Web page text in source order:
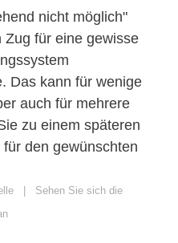
nicht möglich"
für eine gewisse
Das kann für wenige
auch für mehrere
zu einem späteren
den gewünschten
| Sehen Sie sich die